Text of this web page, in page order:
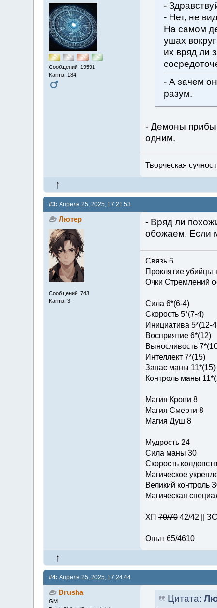
Сообщений: 19591
Karma: 184
-
- Нет, не
На самом
ушах
их вряд ли
- А зачем
разум.
- Демоны
одним.
Творческая
#3: Апреля 25, 2025, 17:21:53
Лютер
Сообщений: 743
Karma: 3
- Вряд ли
обожаем. Если
Связь 6
Проклятие убийцы
Очки Стремлений
Сила 6*(6-4)
Скорость 5*(7-4)
Инициатива 5*(12-
Восприятие 6*(12)
Выносливость
Интеллект 7*(15)
Запас маны 11*(15)
Контроль маны
Магия Крови 8
Магия Смерти 8
Магия Душ 8
Мудрость 24
Сила маны 30
Скорость
Магическое
Великий контроль
Магическая
ХП70/7042/42 ||
Опыт 65/4610
#4: Апреля 25, 2025, 17:24:44
Drusha
GM
Цитата: